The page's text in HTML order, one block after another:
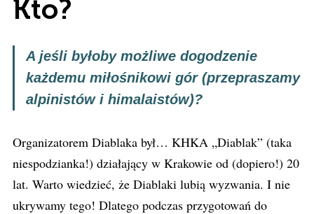
Kto?
A jeśli byłoby możliwe dogodzenie
każdemu miłośnikowi gór (przepraszamy
alpinistów i himalaistów)?
Organizatorem Diablaka był… KHKA „Diablak” (taka
niespodzianka!) działający w Krakowie od (dopiero!) 20
lat. Warto wiedzieć, że Diablaki lubią wyzwania. I nie
ukrywamy tego! Dlatego podczas przygotowań do